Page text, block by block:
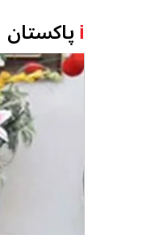
iپاکستان